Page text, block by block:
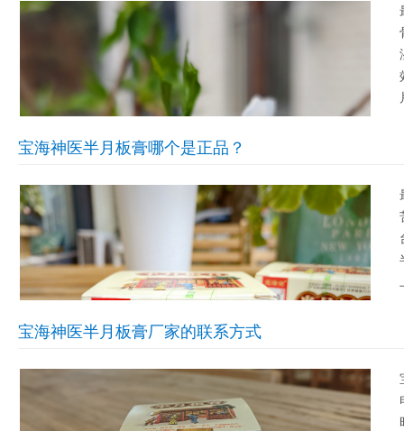
宝海神医半月板膏哪个是正品？
宝海神医半月板膏厂家的联系方式